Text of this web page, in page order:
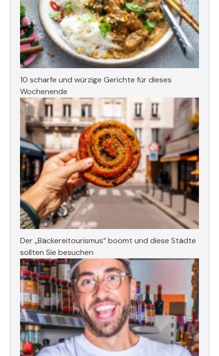
10 scharfe und würzige Gerichte für dieses
Wochenende
Der „Bäckereitourismus“ boomt und diese Städte
sollten Sie besuchen